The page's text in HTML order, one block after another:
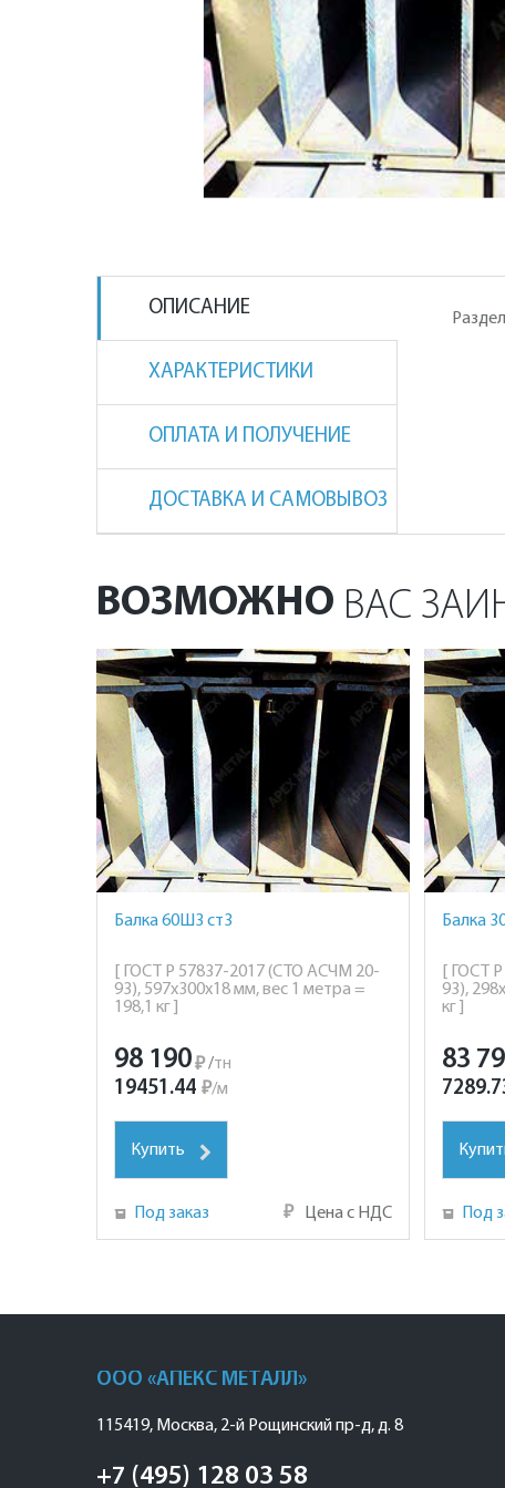
ОПИСАНИЕ
ХАРАКТЕРИСТИКИ
ОПЛАТА И ПОЛУЧЕНИЕ
ДОСТАВКА И САМОВЫВОЗ
ВОЗМОЖНО ВАС
Балка 60Ш3 ст3
[ ГОСТ Р 57837-2017 (СТО АСЧМ 20-
93), 597х300х18 мм, вес 1 метра =
198,1 кг ]
98 190₽ /тн
19451.44 ₽/м
Купить
Под заказ ₽ Цена с НДС
Балка
[ ГОСТ
93),
кг ]
83
Под
ООО «АПЕКС МЕТАЛЛ»
115419, Москва, 2-й Рощинский пр-д, д. 8
+7 (495) 128 03 58